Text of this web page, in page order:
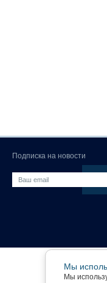
Подписка на новости
Мы
Мы